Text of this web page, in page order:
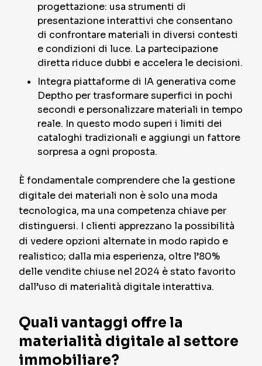
progettazione: usa strumenti di
presentazione interattivi che consentano
di confrontare materiali in diversi contesti
e condizioni di luce. La partecipazione
diretta riduce dubbi e accelera le decisioni.
Integra piattaforme di IA generativa come
Deptho per trasformare superfici in pochi
secondi e personalizzare materiali in tempo
reale. In questo modo superi i limiti dei
cataloghi tradizionali e aggiungi un fattore
sorpresa a ogni proposta.
È fondamentale comprendere che la gestione
digitale dei materiali non è solo una moda
tecnologica, ma una competenza chiave per
distinguersi. I clienti apprezzano la possibilità
di vedere opzioni alternate in modo rapido e
realistico; dalla mia esperienza, oltre l’80%
delle vendite chiuse nel 2024 è stato favorito
dall’uso di materialità digitale interattiva.
Quali vantaggi offre la
materialità digitale al settore
immobiliare?